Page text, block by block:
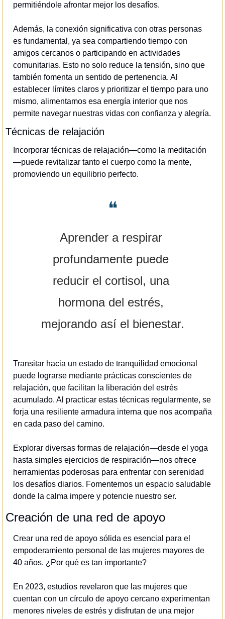
permitiéndole afrontar mejor los desafíos.
Además, la conexión significativa con otras personas
es fundamental, ya sea compartiendo tiempo con
amigos cercanos o participando en actividades
comunitarias. Esto no solo reduce la tensión, sino que
también fomenta un sentido de pertenencia. Al
establecer límites claros y prioritizar el tiempo para uno
mismo, alimentamos esa energía interior que nos
permite navegar nuestras vidas con confianza y alegría.
Técnicas de relajación
Incorporar técnicas de relajación—como la meditación
—puede revitalizar tanto el cuerpo como la mente,
promoviendo un equilibrio perfecto.
❝
Aprender a respirar
profundamente puede
reducir el cortisol, una
hormona del estrés,
mejorando así el bienestar.
Transitar hacia un estado de tranquilidad emocional
puede lograrse mediante prácticas conscientes de
relajación, que facilitan la liberación del estrés
acumulado. Al practicar estas técnicas regularmente, se
forja una resiliente armadura interna que nos acompaña
en cada paso del camino.
Explorar diversas formas de relajación—desde el yoga
hasta simples ejercicios de respiración—nos ofrece
herramientas poderosas para enfrentar con serenidad
los desafíos diarios. Fomentemos un espacio saludable
donde la calma impere y potencie nuestro ser.
Creación de una red de apoyo
Crear una red de apoyo sólida es esencial para el
empoderamiento personal de las mujeres mayores de
40 años. ¿Por qué es tan importante?
En 2023, estudios revelaron que las mujeres que
cuentan con un círculo de apoyo cercano experimentan
menores niveles de estrés y disfrutan de una mejor